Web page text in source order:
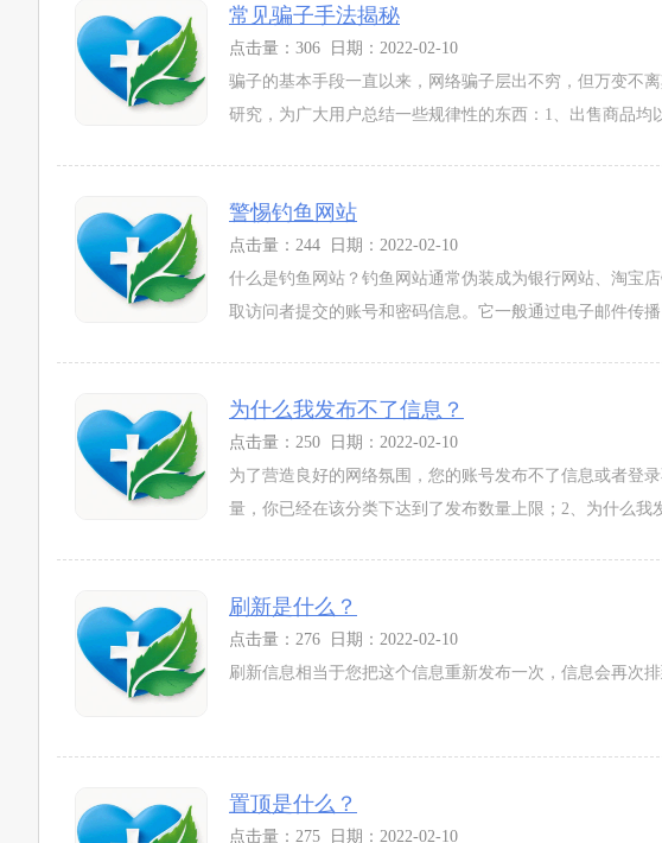
常见骗子手法揭秘
点击量：306 日期：2022-02-10
骗子的基本手段一直以来，网络骗子层出不穷，但万变不
研究，为广大用户总结一些规律性的东西：1、出售商品
警惕钓鱼网站
点击量：244 日期：2022-02-10
什么是钓鱼网站？钓鱼网站通常伪装成为银行网站、淘宝
取访问者提交的账号和密码信息。它一般通过电子邮件传
为什么我发布不了信息？
点击量：250 日期：2022-02-10
为了营造良好的网络氛围，您的账号发布不了信息或者登
量，你已经在该分类下达到了发布数量上限；2、为什么我
刷新是什么？
点击量：276 日期：2022-02-10
刷新信息相当于您把这个信息重新发布一次，信息会再次
置顶是什么？
点击量：275 日期：2022-02-10